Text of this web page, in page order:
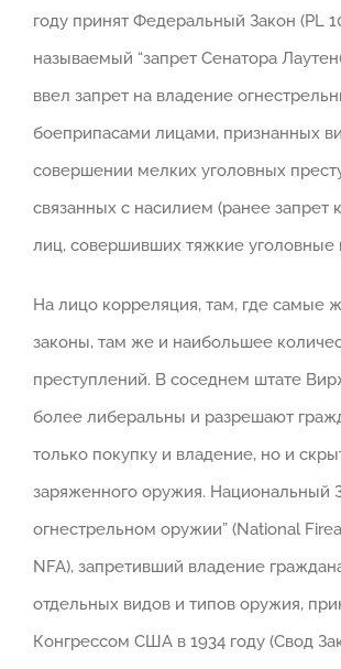
году принят Федеральный Закон (PL
называемый “запрет Сенатора
ввел запрет на владение
боеприпасами лицами, признанных
совершении мелких уголовных
связанных с насилием (ранее запрет
лиц, совершивших тяжкие уголовные
На лицо корреляция, там, где самые
законы, там же и наибольшее
преступлений. В соседнем штате
более либеральны и разрешают
только покупку и владение, но и
заряженного оружия. Национальный
огнестрельном оружии” (National
NFA), запретивший владение
отдельных видов и типов оружия,
Конгрессом США в 1934 году (Свод